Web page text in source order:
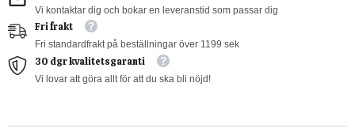
Vi kontaktar dig och bokar en leveranstid som passar dig
Fri frakt
Fri standardfrakt på beställningar över 1199 sek
30 dgr kvalitetsgaranti
Vi lovar att göra allt för att du ska bli nöjd!